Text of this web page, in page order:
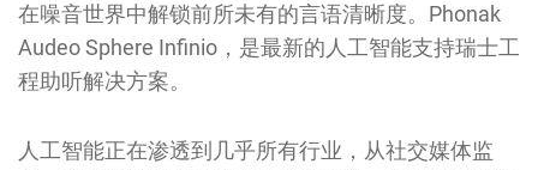
在噪音世界中解锁前所未有的言语清晰度。Phonak
Audeo Sphere Infinio，是最新的人工智能支持瑞士工
程助听解决方案。
人工智能正在渗透到几乎所有行业，从社交媒体监